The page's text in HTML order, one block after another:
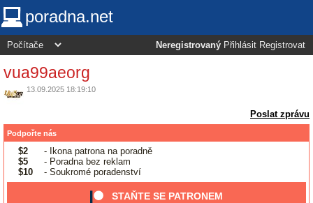
poradna.net
Neregistrovaný Přihlásit Registrovat
vua99aeorg
13.09.2025 18:19:10
Poslat zprávu
Podpořte nás
$2
- Ikona patrona na poradně
$5
- Poradna bez reklam
$10
- Soukromé poradenství
STAŇTE SE PATRONEM